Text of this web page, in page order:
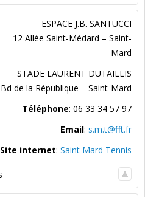
ESPACE J.B. SANTUCCI
12 Allée Saint-Médard – Saint-
Mard
STADE LAURENT DUTAILLIS
de la République – Saint-Mard
Téléphone: 06 33 34 57 97
Email: s.m.t@fft.fr
Site internet: Saint Mard Tennis